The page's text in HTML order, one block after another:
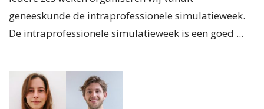
geneeskunde de intraprofessionele simulatieweek.
De intraprofessionele simulatieweek is een goed ...